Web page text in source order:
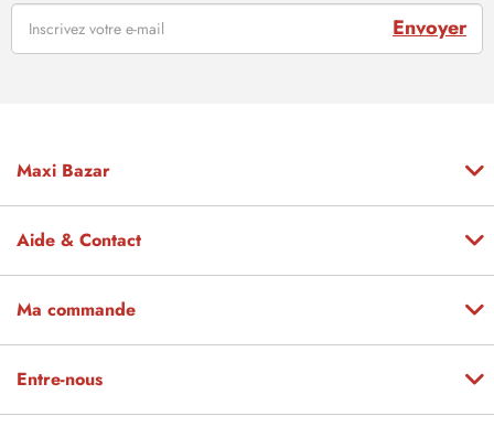
Envoyer
Maxi Bazar
Aide & Contact
Ma commande
Entre-nous